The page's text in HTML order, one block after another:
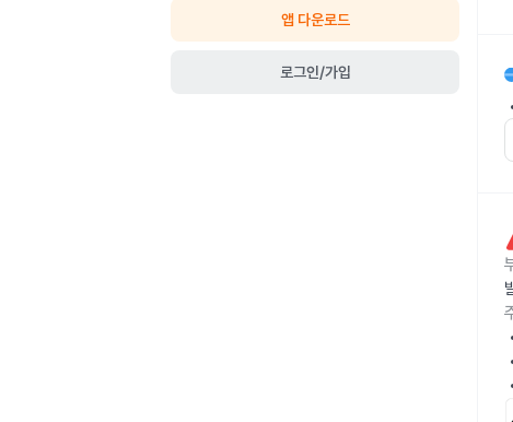
앱 다운로드
로그인/가입